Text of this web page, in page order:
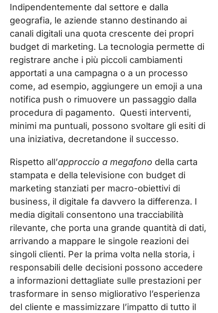
Indipendentemente dal settore e dalla
geografia, le aziende stanno destinando ai
canali digitali una quota crescente dei propri
budget di marketing. La tecnologia permette di
registrare anche i più piccoli cambiamenti
apportati a una campagna o a un processo
come, ad esempio, aggiungere un emoji a una
notifica push o rimuovere un passaggio dalla
procedura di pagamento. Questi interventi,
minimi ma puntuali, possono svoltare gli esiti di
una iniziativa, decretandone il successo.
Rispetto all’approccio a megafono della carta
stampata e della televisione con budget di
marketing stanziati per macro-obiettivi di
business, il digitale fa davvero la differenza. I
media digitali consentono una tracciabilità
rilevante, che porta una grande quantità di dati,
arrivando a mappare le singole reazioni dei
singoli clienti. Per la prima volta nella storia, i
responsabili delle decisioni possono accedere
a informazioni dettagliate sulle prestazioni per
trasformare in senso migliorativo l’esperienza
del cliente e massimizzare l’impatto di tutto il